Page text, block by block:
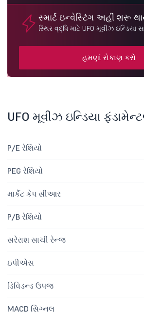
સ્માર્ટ ઇન્વેસ્ટિંગ અહીં શરૂ
સ્થિર વૃદ્ધિ માટે UFO મૂવીઝ ઇન્ડિયા
હમણાં રોકાણ કરો
UFO મૂવીઝ ઇન્ડિયા
P/E રેશિયો
PEG રેશિયો
માર્કેટ કેપ સીઆર
P/B રેશિયો
સરેરાશ સાચી રેન્જ
ઇપીએસ
ડિવિડન્ડ ઉપજ
MACD સિગ્નલ